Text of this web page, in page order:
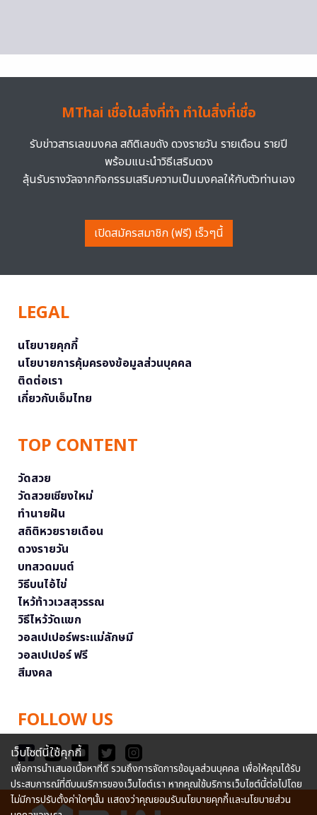
MThai เชื่อในสิ่งที่ทำ ทำในสิ่งที่เชื่อ
รับข่าวสารเลขมงคล สถิติเลขดัง ดวงรายวัน รายเดือน รายปี
พร้อมแนะนำวิธีเสริมดวง
ลุ้นรับรางวัลจากกิจกรรมเสริมความเป็นมงคลให้กับตัวท่านเอง
เปิดสมัครสมาชิก (ฟรี) เร็วๆนี้
LEGAL
นโยบายคุกกี้
นโยบายการคุ้มครองข้อมูลส่วนบุคคล
ติดต่อเรา
เกี่ยวกับเอ็มไทย
TOP CONTENT
วัดสวย
วัดสวยเชียงใหม่
ทำนายฝัน
สถิติหวยรายเดือน
ดวงรายวัน
บทสวดมนต์
วิธีบนไอ้ไข่
ไหว้ท้าวเวสสุวรรณ
วิธีไหว้วัดแขก
วอลเปเปอร์พระแม่ลักษมี
วอลเปเปอร์ ฟรี
สีมงคล
FOLLOW US
เว็บไซต์นี้ใช้คุกกี้
เพื่อการนำเสนอเนื้อหาที่ดี รวมถึงการจัดการข้อมูลส่วนบุคคล เพื่อให้คุณได้รับ
ประสบการณ์ที่ดีบนบริการของเว็บไซต์เรา หากคุณใช้บริการเว็บไซต์นี้ต่อไปโดย
ไม่มีการปรับตั้งค่าใดๆนั้น แสดงว่าคุณยอมรับนโยบายคุกกี้และนโยบายส่วน